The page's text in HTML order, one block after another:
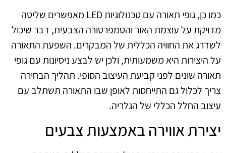
כמו כן, גופי תאורה עם טכנולוגיות LED מאפשרים שליטה
מדויקת על עוצמת האור והטמפרטורה הצבעית, דבר שיכול
לשדרג את החוויה הכללית של המבקרים. השפעת התאורה
על היצירות היא משמעותית, ולכן יש לבצע ניסיונות עם גופי
תאורה שונים לפני קביעת העיצוב הסופי. תהליך הבחירה
צריך לכלול גם התייחסות לאופן שבו התאורה תשתלב עם
עיצוב החלל הכללי של הגלריה.
יצירת אווירה באמצעות צבעים